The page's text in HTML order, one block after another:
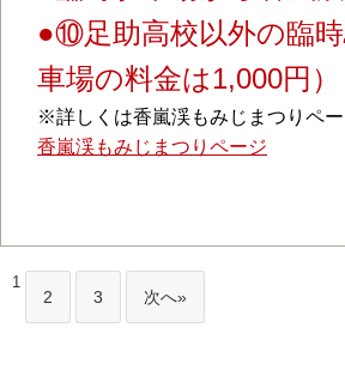
●⑩足助高校以外の臨
車場の料金は1,000円）
※詳しくは香嵐渓もみじまつりペ
香嵐渓もみじまつりページ
1
2 3 次へ»